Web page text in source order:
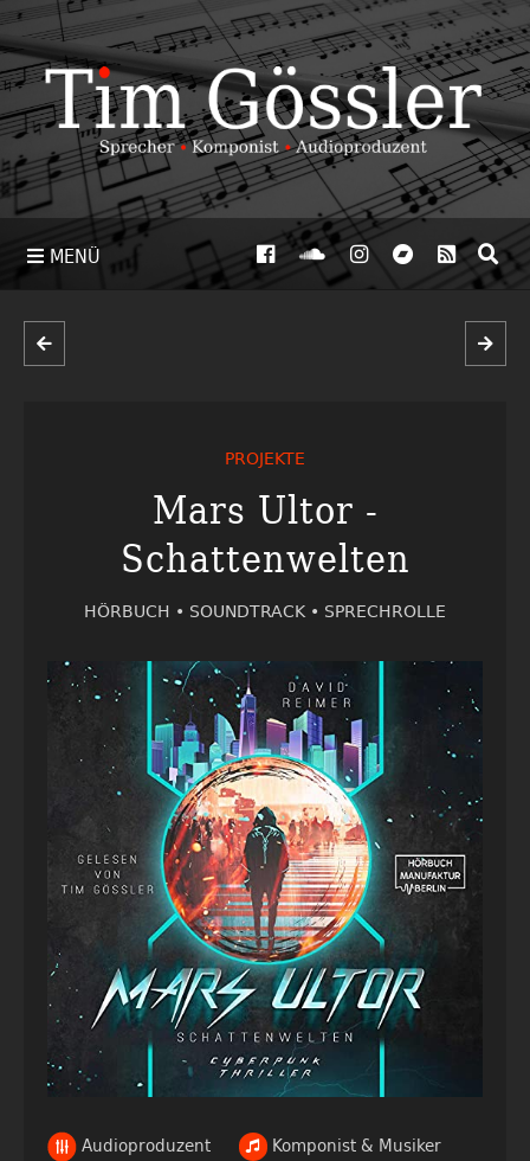
MENÜ
PROJEKTE
Mars Ultor -
Schattenwelten
HÖRBUCH • SOUNDTRACK • SPRECHROLLE
Audioproduzent
Komponist & Musiker